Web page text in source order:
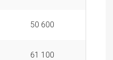
50 600
61 100